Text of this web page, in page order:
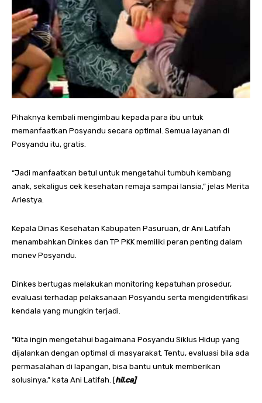
Pihaknya kembali mengimbau kepada para ibu untuk
memanfaatkan Posyandu secara optimal. Semua layanan di
Posyandu itu, gratis.
“Jadi manfaatkan betul untuk mengetahui tumbuh kembang
anak, sekaligus cek kesehatan remaja sampai lansia,” jelas Merita
Ariestya.
Kepala Dinas Kesehatan Kabupaten Pasuruan, dr Ani Latifah
menambahkan Dinkes dan TP PKK memiliki peran penting dalam
monev Posyandu.
Dinkes bertugas melakukan monitoring kepatuhan prosedur,
evaluasi terhadap pelaksanaan Posyandu serta mengidentifikasi
kendala yang mungkin terjadi.
“Kita ingin mengetahui bagaimana Posyandu Siklus Hidup yang
dijalankan dengan optimal di masyarakat. Tentu, evaluasi bila ada
permasalahan di lapangan, bisa bantu untuk memberikan
solusinya,” kata Ani Latifah. [hil.ca]